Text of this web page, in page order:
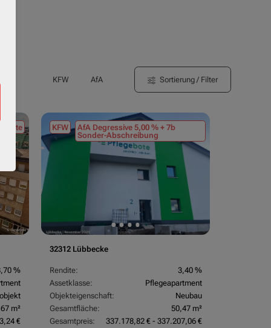
KFW AfA Sortierung / Filter
%
m²
€
KFW
AfA Degressive 5,00 % + 7b
Sonder-Abschreibung
32312 Lübbecke
Rendite:
3,40 %
Assetklasse:
Pflegeapartment
Objekteigenschaft:
Neubau
Gesamtfläche:
50,47 m²
Gesamtpreis:
337.178,82 € - 337.207,06 €